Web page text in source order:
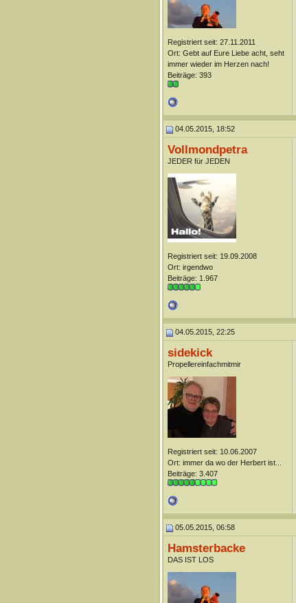
Registriert seit: 27.11.2011
Ort: Gebt auf Eure Liebe acht, seht
immer wieder im Herzen nach!
Beiträge: 393
04.05.2015, 18:52
Vollmondpetra
JEDER für JEDEN
Registriert seit: 19.09.2008
Ort: irgendwo
Beiträge: 1.967
04.05.2015, 22:25
sidekick
Propellereinfachmitmir
Registriert seit: 10.06.2007
Ort: immer da wo der Herbert ist...
Beiträge: 3.407
05.05.2015, 06:58
Hamsterbacke
DAS IST LOS